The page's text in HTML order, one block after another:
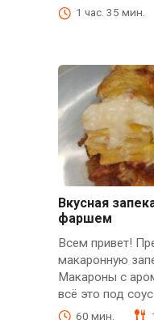
1 час. 35 мин.
Вкусная
фаршем
Всем привет!
макаронную
Макароны с
всё это под
60 мин.